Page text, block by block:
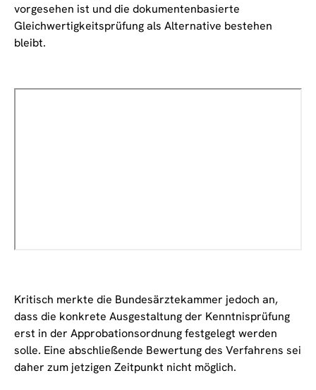
vorgesehen ist und die dokumentenbasierte
Gleichwertigkeitsprüfung als Alternative bestehen
bleibt.
Kritisch merkte die Bundesärztekammer jedoch an,
dass die konkrete Ausgestaltung der Kenntnisprüfung
erst in der Approbationsordnung festgelegt werden
solle. Eine abschließende Bewertung des Verfahrens sei
daher zum jetzigen Zeitpunkt nicht möglich.